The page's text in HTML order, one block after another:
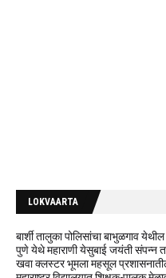
LOKVAARTA
बार्शी तालुका पोलिसांचा बाभुळगाव
पुणे येथे महाराणी येसुबाई जयंती संपन्न
खवा क्लस्टर भूमला महसूल